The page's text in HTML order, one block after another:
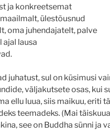
ja konkreetsemat
ülestõusnud
oma juhendajatelt, palve
ajal lausa
juhatust, sul on küsimusi
väljakutsete osas, kui
ellu luua, siis maikuu, eriti
teemadeks. (Mai
see on Buddha sünni ja